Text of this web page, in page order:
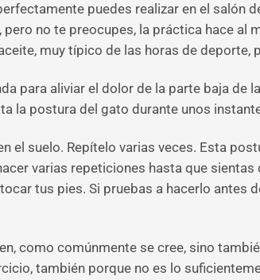
puedes realizar en el salón
no te preocupes, la práctica hace al
muy típico de las horas de deporte,
para aliviar el dolor de la parte baja de
la postura del gato durante unos
suelo. Repítelo varias veces. Esta
varias repeticiones hasta que
tus pies. Si pruebas a hacerlo antes
como comúnmente se cree, sino
también porque no es lo